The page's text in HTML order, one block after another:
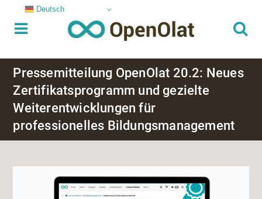
Pressemitteilung OpenOlat 20.2: Neues
Zertifikatsprogramm und gezielte
Weiter­entwicklungen für
professionelles Bildungsmanagement
Deutsch